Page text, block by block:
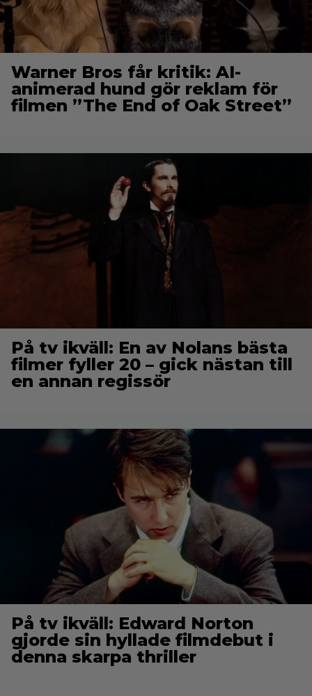
Warner Bros får kritik: AI-
animerad hund gör reklam för
filmen ”The End of Oak Street”
På tv ikväll: En av Nolans bästa
filmer fyller 20 – gick nästan till
en annan regissör
På tv ikväll: Edward Norton
gjorde sin hyllade filmdebut i
denna skarpa thriller